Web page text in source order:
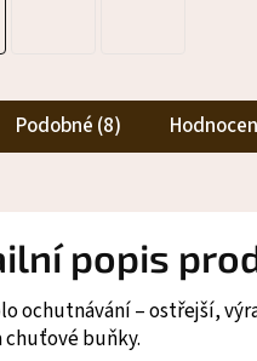
Podobné (8)
popis
ochutnávání – ostřejší,
chuťové buňky.